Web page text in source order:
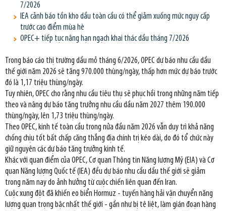
7/2026
IEA cảnh báo tồn kho dầu toàn cầu có thể giảm xuống mức nguy cấp
trước cao điểm mùa hè
OPEC+ tiếp tục nâng hạn ngạch khai thác dầu tháng 7/2026
Trong báo cáo thị trường dầu mỏ tháng 6/2026, OPEC dự báo nhu cầu dầu
thế giới năm 2026 sẽ tăng 970.000 thùng/ngày, thấp hơn mức dự báo trước
đó là 1,17 triệu thùng/ngày.
Tuy nhiên, OPEC cho rằng nhu cầu tiêu thụ sẽ phục hồi trong những năm tiếp
theo và nâng dự báo tăng trưởng nhu cầu dầu năm 2027 thêm 190.000
thùng/ngày, lên 1,73 triệu thùng/ngày.
Theo OPEC, kinh tế toàn cầu trong nửa đầu năm 2026 vẫn duy trì khả năng
chống chịu tốt bất chấp căng thẳng địa chính trị kéo dài, do đó tổ chức này
giữ nguyên các dự báo tăng trưởng kinh tế.
Khác với quan điểm của OPEC, Cơ quan Thông tin Năng lượng Mỹ (EIA) và Cơ
quan Năng lượng Quốc tế (IEA) đều dự báo nhu cầu dầu thế giới sẽ giảm
trong năm nay do ảnh hưởng từ cuộc chiến liên quan đến Iran.
Cuộc xung đột đã khiến eo biển Hormuz - tuyến hàng hải vận chuyển năng
lượng quan trọng bậc nhất thế giới - gần như bị tê liệt, làm gián đoạn hàng